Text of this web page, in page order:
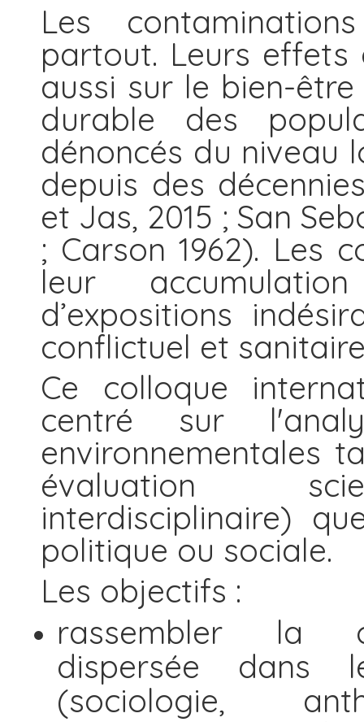
Les
partout. Leurs
aussi sur le bien-
durable des
dénoncés du niveau
depuis des
et Jas, 2015 ; San
; Carson 1962). Les
leur
d’expositions
conflictuel et
Ce colloque
centré sur
environnementales
évaluation
interdisciplinaire)
politique ou sociale.
Les objectifs :
rassembler la
dispersée dans
(sociologie,